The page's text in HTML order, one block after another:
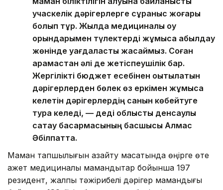
учаскелік дәрігерлерге сұраныс жоғары
болып тұр. Жылда медициналық оқу
орындарымен түлектерді жұмысқа қабылдау
жөнінде уағдаластық жасаймыз. Соған
қарамастан әлі де жетіспеушілік бар.
Жергілікті бюджет есебінен оқытылатын
дәрігерлерден бөлек өз еркімен жұмысқа
келетін дәрігерлердің санын көбейтуге
тура келеді, — деді облыстық денсаулық
сақтау басқармасының басшысы Алмас
Әбілпатта.
Маман тапшылығын азайту мақсатында өңірге өте
қажет медициналық мамандықтар бойынша 197
резидент, жалпы тәжірибелі дәрігер мамандығы